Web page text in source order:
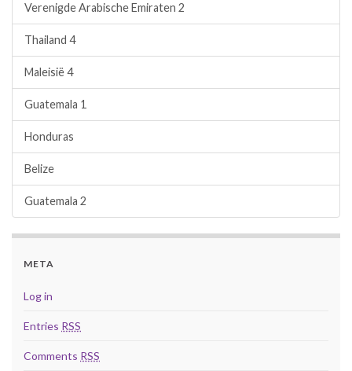
Verenigde Arabische Emiraten 2
Thailand 4
Maleisië 4
Guatemala 1
Honduras
Belize
Guatemala 2
META
Log in
Entries RSS
Comments RSS